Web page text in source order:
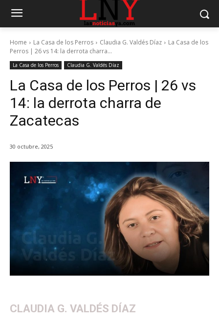
Home La Casa de los Perros Claudia G. Valdés Díaz
La Casa de los
Perros | 26 vs 14: la derrota charra...
La Casa de los Perros Claudia G. Valdés Díaz
La Casa de los Perros | 26 vs
14: la derrota charra de
Zacatecas
30 octubre, 2025
CLAUDIA G. VALDÉS DÍAZ